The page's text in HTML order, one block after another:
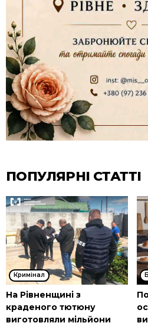
ПОПУЛЯРНІ СТАТТІ
Кримінал
На Рівненщині з
краденого тютюну
виготовляли мільйони